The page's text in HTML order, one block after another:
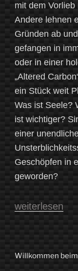
mit dem
Andere lehnen
Gründen ab
gefangen in
oder in einer
„Altered
ein Stück weit
Was ist Seele?
ist wichtiger?
einer
Geschöpfen in
geworden?
„Zwischen
Hoffnung:
weiterlesen
Willkommen